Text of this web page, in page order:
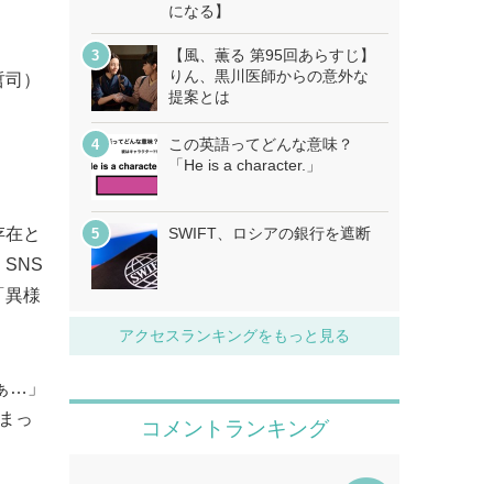
）
と
SNS
異様
…」
っ
になる】
【風、薫る 第95回あらすじ】
りん、黒川医師からの意外な
提案とは
この英語ってどんな意味？
「He is a character.」
SWIFT、ロシアの銀行を遮断
アクセスランキングをもっと見る